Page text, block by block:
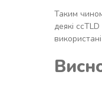
Таким
деякі